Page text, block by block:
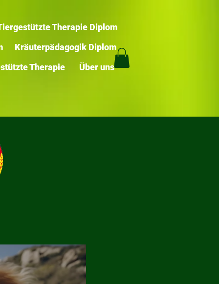
Therapie Diplom
Kräuterpädagogik Diplom
Therapie
Über uns